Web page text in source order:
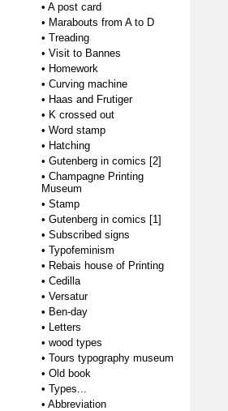
• A post card
• Marabouts from A to D
• Treading
• Visit to Bannes
• Homework
• Curving machine
• Haas and Frutiger
• K crossed out
• Word stamp
• Hatching
• Gutenberg in comics [2]
• Champagne Printing
Museum
• Stamp
• Gutenberg in comics [1]
• Subscribed signs
• Typofeminism
• Rebais house of Printing
• Cedilla
• Versatur
• Ben-day
• Letters
• wood types
• Tours typography museum
• Old book
• Types...
• Abbreviation